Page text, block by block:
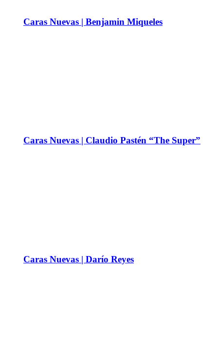
Caras Nuevas | Benjamin Miqueles
Caras Nuevas | Claudio Pastén “The Super”
Caras Nuevas | Darío Reyes